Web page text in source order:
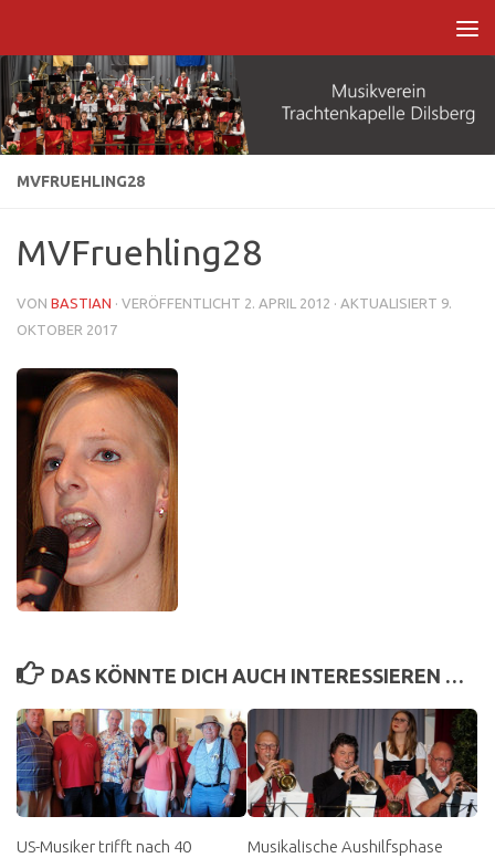
MVFRUEHLING28
MVFruehling28
VON BASTIAN · VERÖFFENTLICHT 2. APRIL 2012 · AKTUALISIERT 9.
OKTOBER 2017
DAS KÖNNTE DICH AUCH INTERESSIEREN …
US-Musiker trifft nach 40
Musikalische Aushilfsphase